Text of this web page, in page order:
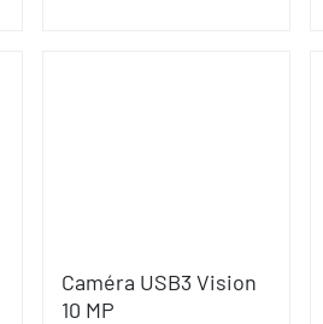
Caméra USB3 Vision
10 MP